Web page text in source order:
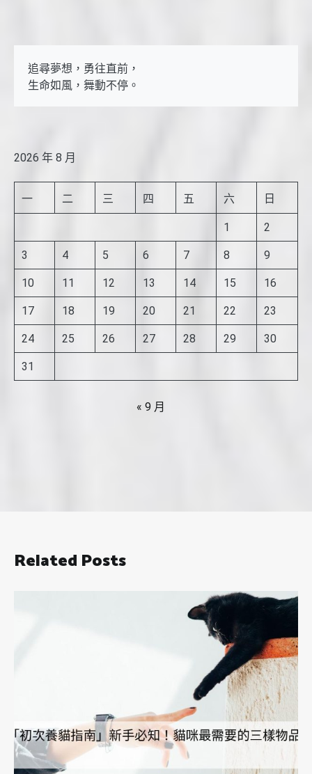
追尋夢想，勇往直前，
生命如風，舞動不停。
2026 年 8 月
一 二 三 四 五 六 日
1 2
3 4 5 6 7 8 9
10 11 12 13 14 15 16
17 18 19 20 21 22 23
24 25 26 27 28 29 30
31
« 9 月
Related Posts